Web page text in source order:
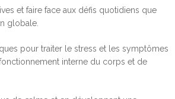
et faire face aux défis quotidiens que
globale.
pour traiter le stress et les symptômes
interne du corps et de